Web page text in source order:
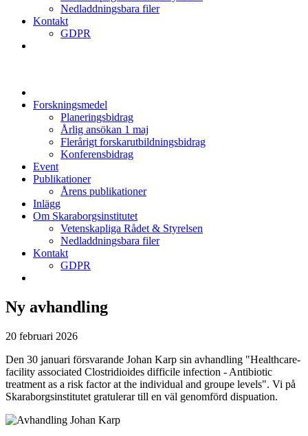
Nedladdningsbara filer
Kontakt
GDPR
Forskningsmedel
Planeringsbidrag
Årlig ansökan 1 maj
Flerårigt forskarutbildningsbidrag
Konferensbidrag
Event
Publikationer
Årens publikationer
Inlägg
Om Skaraborgsinstitutet
Vetenskapliga Rådet & Styrelsen
Nedladdningsbara filer
Kontakt
GDPR
Ny avhandling
20 februari 2026
Den 30 januari försvarande Johan Karp sin avhandling "Healthcare-
facility associated Clostridioides difficile infection - Antibiotic
treatment as a risk factor at the individual and groupe levels". Vi på
Skaraborgsinstitutet gratulerar till en väl genomförd dispuation.